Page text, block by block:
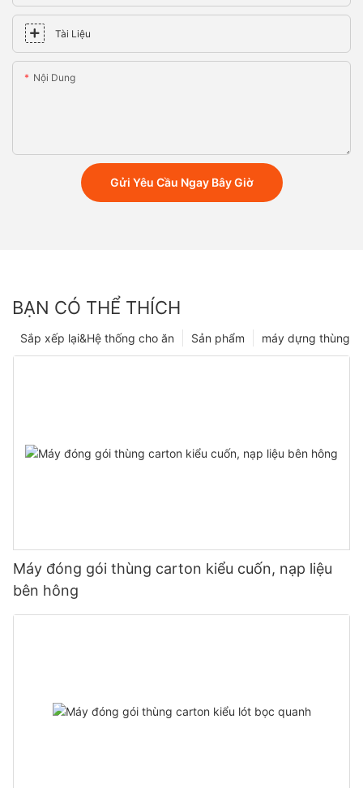
Tài Liệu
Nội Dung
Gửi Yêu Cầu Ngay Bây Giờ
BẠN CÓ THỂ THÍCH
máy dựng thùng
Sản phẩm
Sắp xếp lại&Hệ thống cho ăn
Máy đóng gói thùng carton kiểu cuốn, nạp liệu
bên hông